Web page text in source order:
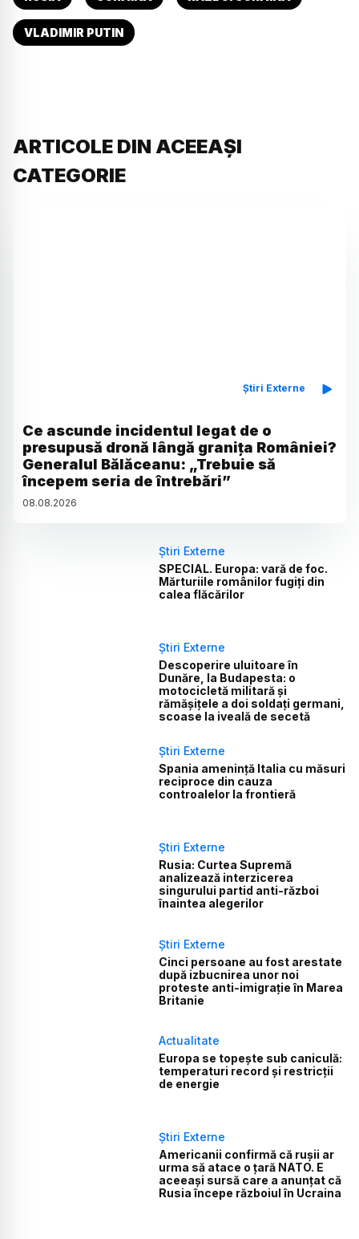
VLADIMIR PUTIN
ARTICOLE DIN ACEEAȘI
CATEGORIE
Știri Externe
Ce ascunde incidentul legat de o
presupusă dronă lângă granița României?
Generalul Bălăceanu: „Trebuie să
începem seria de întrebări”
08.08.2026
Știri Externe
SPECIAL. Europa: vară de foc.
Mărturiile românilor fugiți din
calea flăcărilor
Știri Externe
Descoperire uluitoare în
Dunăre, la Budapesta: o
motocicletă militară și
rămășițele a doi soldați germani,
scoase la iveală de secetă
Știri Externe
Spania amenință Italia cu măsuri
reciproce din cauza
controalelor la frontieră
Știri Externe
Rusia: Curtea Supremă
analizează interzicerea
singurului partid anti-război
înaintea alegerilor
Știri Externe
Cinci persoane au fost arestate
după izbucnirea unor noi
proteste anti-imigrație în Marea
Britanie
Actualitate
Europa se topește sub caniculă:
temperaturi record și restricții
de energie
Știri Externe
Americanii confirmă că rușii ar
urma să atace o țară NATO. E
aceeași sursă care a anunțat că
Rusia începe războiul în Ucraina